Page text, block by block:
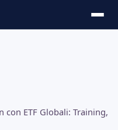
ETF Globali: Training,